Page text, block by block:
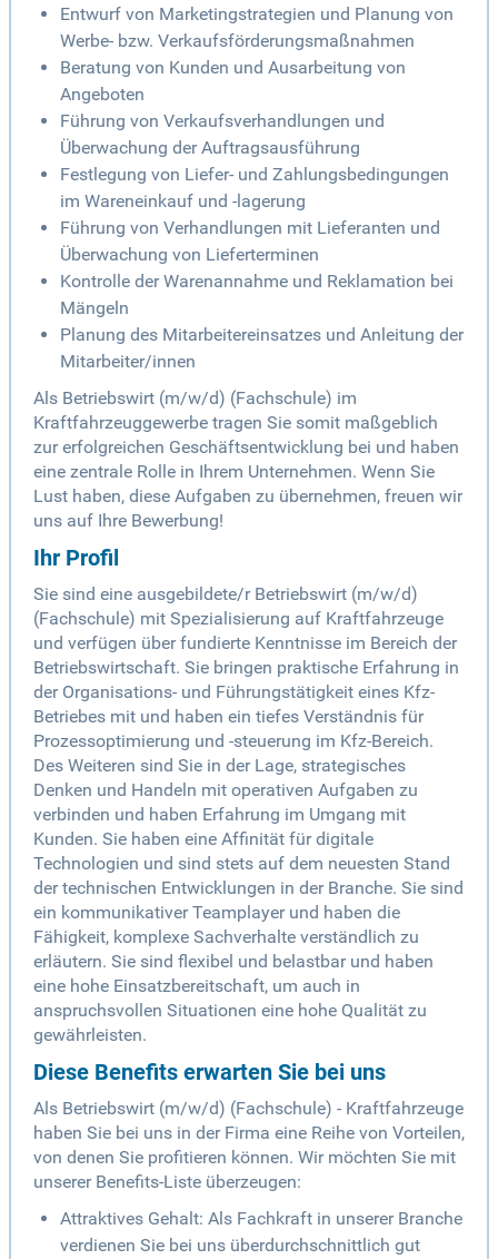
Entwurf von Marketingstrategien und Planung von
Werbe- bzw. Verkaufsförderungsmaßnahmen
Beratung von Kunden und Ausarbeitung von
Angeboten
Führung von Verkaufsverhandlungen und
Überwachung der Auftragsausführung
Festlegung von Liefer- und Zahlungsbedingungen
im Wareneinkauf und -lagerung
Führung von Verhandlungen mit Lieferanten und
Überwachung von Lieferterminen
Kontrolle der Warenannahme und Reklamation bei
Mängeln
Planung des Mitarbeitereinsatzes und Anleitung der
Mitarbeiter/innen
Als Betriebswirt (m/w/d) (Fachschule) im
Kraftfahrzeuggewerbe tragen Sie somit maßgeblich
zur erfolgreichen Geschäftsentwicklung bei und haben
eine zentrale Rolle in Ihrem Unternehmen. Wenn Sie
Lust haben, diese Aufgaben zu übernehmen, freuen wir
uns auf Ihre Bewerbung!
Ihr Profil
Sie sind eine ausgebildete/r Betriebswirt (m/w/d)
(Fachschule) mit Spezialisierung auf Kraftfahrzeuge
und verfügen über fundierte Kenntnisse im Bereich der
Betriebswirtschaft. Sie bringen praktische Erfahrung in
der Organisations- und Führungstätigkeit eines Kfz-
Betriebes mit und haben ein tiefes Verständnis für
Prozessoptimierung und -steuerung im Kfz-Bereich.
Des Weiteren sind Sie in der Lage, strategisches
Denken und Handeln mit operativen Aufgaben zu
verbinden und haben Erfahrung im Umgang mit
Kunden. Sie haben eine Affinität für digitale
Technologien und sind stets auf dem neuesten Stand
der technischen Entwicklungen in der Branche. Sie sind
ein kommunikativer Teamplayer und haben die
Fähigkeit, komplexe Sachverhalte verständlich zu
erläutern. Sie sind flexibel und belastbar und haben
eine hohe Einsatzbereitschaft, um auch in
anspruchsvollen Situationen eine hohe Qualität zu
gewährleisten.
Diese Benefits erwarten Sie bei uns
Als Betriebswirt (m/w/d) (Fachschule) - Kraftfahrzeuge
haben Sie bei uns in der Firma eine Reihe von Vorteilen,
von denen Sie profitieren können. Wir möchten Sie mit
unserer Benefits-Liste überzeugen:
Attraktives Gehalt: Als Fachkraft in unserer Branche
verdienen Sie bei uns überdurchschnittlich gut